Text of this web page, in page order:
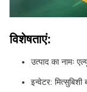
विशेषताएं:
उत्पाद का नामः
इन्वेटर: मित्सुबिशी